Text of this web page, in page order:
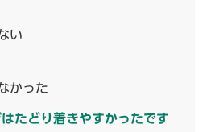
い
かった
たどり着きやすかったです